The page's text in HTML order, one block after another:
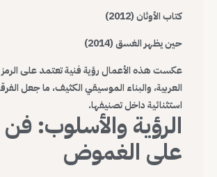
كتاب الأوثان (2012)
حين يظهر الغسق (2014)
عكست هذه الأعمال رؤية فنية تعتمد على
العربية، والبناء الموسيقي الكثيف، ما جعل
استثنائية داخل تصنيفها.
الرؤية والأسلوب:
على الغموض